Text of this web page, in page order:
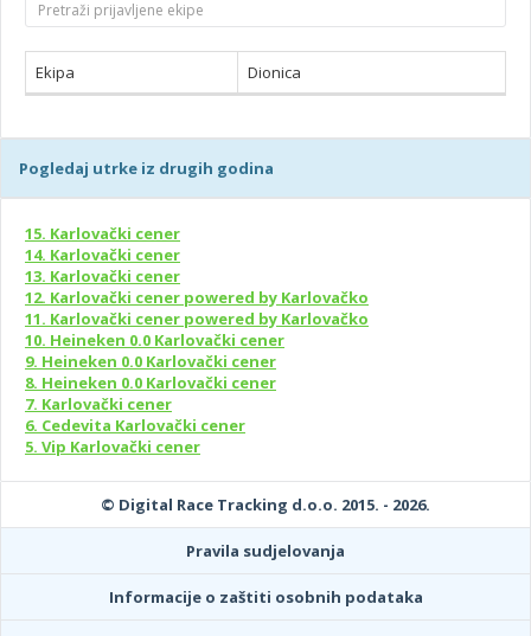
Ekipa Dionica
Pogledaj utrke iz drugih godina
15. Karlovački cener
14. Karlovački cener
13. Karlovački cener
12. Karlovački cener powered by Karlovačko
11. Karlovački cener powered by Karlovačko
10. Heineken 0.0 Karlovački cener
9. Heineken 0.0 Karlovački cener
8. Heineken 0.0 Karlovački cener
7. Karlovački cener
6. Cedevita Karlovački cener
5. Vip Karlovački cener
© Digital Race Tracking d.o.o. 2015. - 2026.
Pravila sudjelovanja
Informacije o zaštiti osobnih podataka